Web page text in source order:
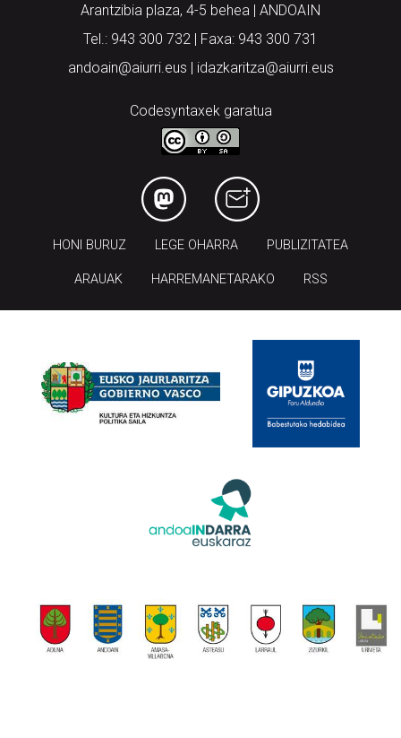
Arantzibia plaza, 4-5 behea | ANDOAIN
Tel.: 943 300 732 | Faxa: 943 300 731
andoain@aiurri.eus | idazkaritza@aiurri.eus
Codesyntaxek garatua
HONI BURUZ LEGE OHARRA PUBLIZITATEA
ARAUAK HARREMANETARAKO RSS